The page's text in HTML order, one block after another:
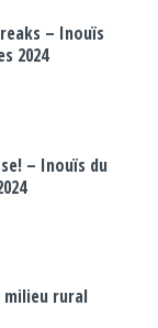
– Inouïs
2024
– Inouïs du
milieu rural